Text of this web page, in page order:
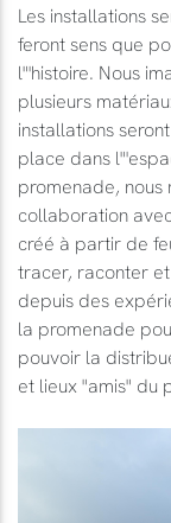
Les installations
feront sens que
l"'histoire. Nous
plusieurs
installations
place dans
promenade, nous
collaboration
créé à partir de
tracer, raconter
depuis des
la promenade
pouvoir la
et lieux "amis" du